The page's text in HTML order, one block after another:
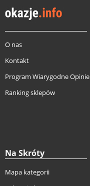
O nas
Kontakt
Program Wiarygodne Opinie
Ranking sklepów
Na Skróty
Mapa kategorii